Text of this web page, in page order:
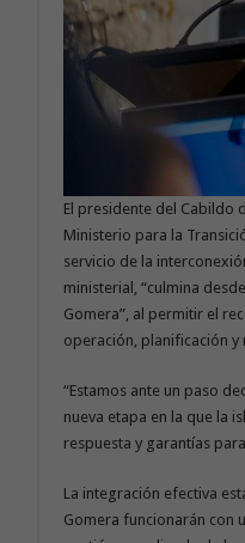
El presidente del Cabildo
Ministerio para la
servicio de la
ministerial, “culmina
Gomera”, al permitir el
operación, planificación
“Estamos ante un paso
nueva etapa en la que la
respuesta y garantías
La integración efectiva
Gomera funcionarán con